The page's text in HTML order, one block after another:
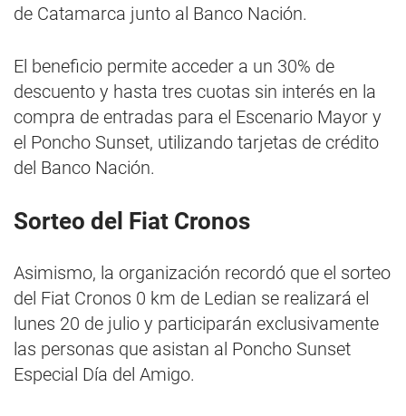
de Catamarca junto al Banco Nación.
El beneficio permite acceder a un 30% de
descuento y hasta tres cuotas sin interés en la
compra de entradas para el Escenario Mayor y
el Poncho Sunset, utilizando tarjetas de crédito
del Banco Nación.
Sorteo del Fiat Cronos
Asimismo, la organización recordó que el sorteo
del Fiat Cronos 0 km de Ledian se realizará el
lunes 20 de julio y participarán exclusivamente
las personas que asistan al Poncho Sunset
Especial Día del Amigo.